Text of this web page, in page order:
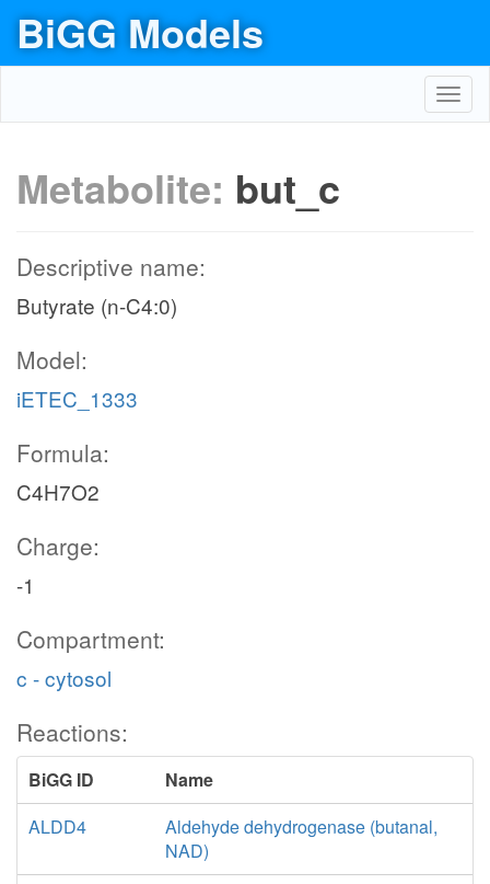
BiGG Models
Metabolite: but_c
Descriptive name:
Butyrate (n-C4:0)
Model:
iETEC_1333
Formula:
C4H7O2
Charge:
-1
Compartment:
c - cytosol
Reactions:
BiGG ID
Name
ALDD4
Aldehyde dehydrogenase (butanal,
NAD)